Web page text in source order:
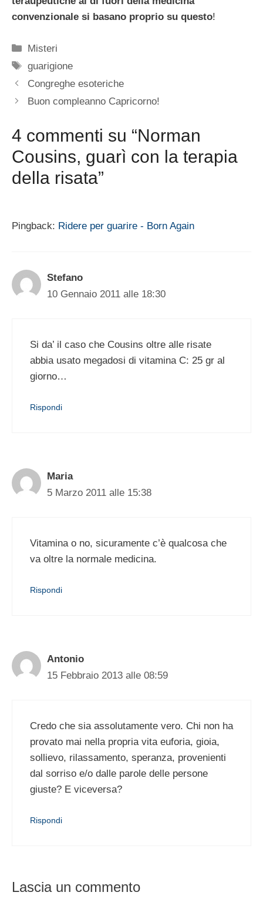
convenzionale si basano proprio su questo!
Categorie
Misteri
Tag
guarigione
Congreghe esoteriche
Buon compleanno Capricorno!
4 commenti su “Norman
Cousins, guarì con la terapia
della risata”
Pingback: Ridere per guarire - Born Again
Stefano
10 Gennaio 2011 alle 18:30
Si da’ il caso che Cousins oltre alle risate
abbia usato megadosi di vitamina C: 25 gr al
giorno…
Rispondi
Maria
5 Marzo 2011 alle 15:38
Vitamina o no, sicuramente c’è qualcosa che
va oltre la normale medicina.
Rispondi
Antonio
15 Febbraio 2013 alle 08:59
Credo che sia assolutamente vero. Chi non ha
provato mai nella propria vita euforia, gioia,
sollievo, rilassamento, speranza, provenienti
dal sorriso e/o dalle parole delle persone
giuste? E viceversa?
Rispondi
Lascia un commento